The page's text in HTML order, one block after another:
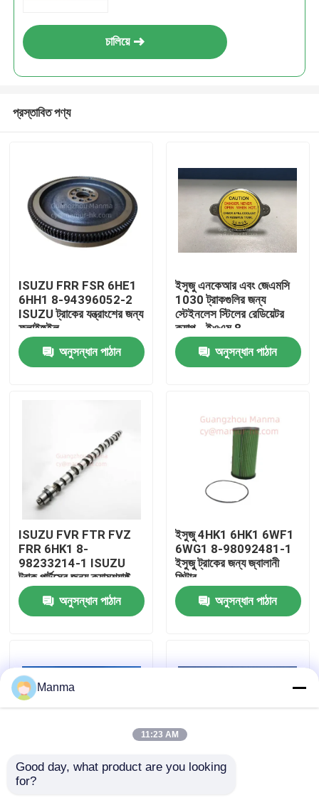
আমাদের সম্পর্কে
কারখানা ভ্রমণ
মান নিয়ন্ত্রণ
যোগাযোগ করুন
ট্রাক অটো পার্ট
চালিয়ে
প্রস্তাবিত পণ্য
ISUZU FRR FSR 6HE1
6HH1 8-94396052-2
ISUZU ট্রাকের যন্ত্রাংশের জন্য
ফ্লাইহুইল
অনুসন্ধান পাঠান
ইসুজু এনকেআর এবং জেএমসি
1030 ট্রাকগুলির জন্য
স্টেইনলেস স্টিলের রেডিয়েটর
ক্যাপ - ইওএম 8-
94116916-1
অনুসন্ধান পাঠান
ISUZU FVR FTR FVZ
FRR 6HK1 8-
98233214-1 ISUZU
ট্রাক পার্টসের জন্য ক্যামশ্যাফ্ট
অনুসন্ধান পাঠান
ইসুজু 4HK1 6HK1 6WF1
6WG1 8-98092481-1
ইসুজু ট্রাকের জন্য জ্বালানী
ফিল্টার
অনুসন্ধান পাঠান
ISUZU NKR ট্রাকের জন্য
Manma
11:23 AM
Good day, what product are you looking
for?